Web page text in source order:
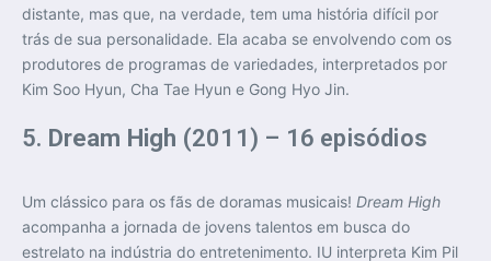
distante, mas que, na verdade, tem uma história difícil por
trás de sua personalidade. Ela acaba se envolvendo com os
produtores de programas de variedades, interpretados por
Kim Soo Hyun, Cha Tae Hyun e Gong Hyo Jin.
5. Dream High (2011) – 16 episódios
Um clássico para os fãs de doramas musicais! Dream High
acompanha a jornada de jovens talentos em busca do
estrelato na indústria do entretenimento. IU interpreta Kim Pil